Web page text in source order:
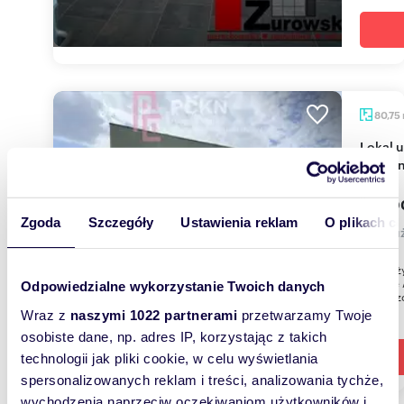
Zgoda Szczegóły Ustawienia reklam O plikach
Odpowiedzialne wykorzystanie Twoich danych
Wraz z naszymi 1022 partnerami przetwarzamy Twoje
osobiste dane, np. adres IP, korzystając z takich
technologii jak pliki cookie, w celu wyświetlania
spersonalizowanych reklam i treści, analizowania tychże,
80,75
Lokal użytkowy 80,75 m² w Opolu (blisko sklepów
i
725
lokal
Lokal